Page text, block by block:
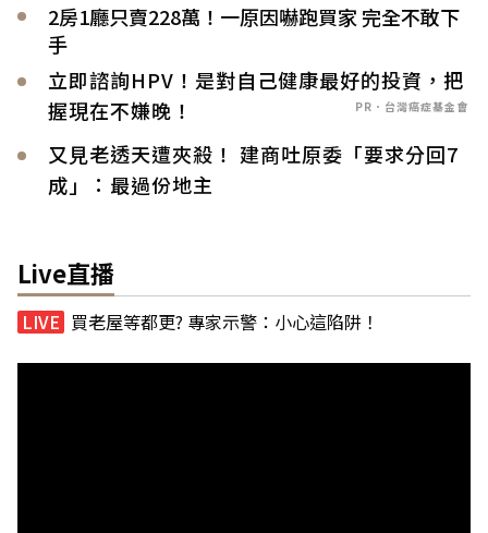
2房1廳只賣228萬！一原因嚇跑買家 完全不敢下
手
立即諮詢HPV！是對自己健康最好的投資，把
握現在不嫌晚！
PR．台灣癌症基金會
又見老透天遭夾殺！ 建商吐原委「要求分回7
成」：最過份地主
Live直播
買老屋等都更? 專家示警：小心這陷阱！